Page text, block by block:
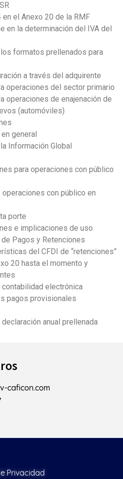
en el Anexo 20 de la RMF
en la determinación del IVA del
formatos prellenados para
a través del adquirente
operaciones del sector primario
operaciones de enajenación de
(automóviles)
general
Información Global
para operaciones con público
operaciones con público en
porte
e implicaciones de uso
Pagos y Retenciones
del CFDI de “retenciones”
20 hasta el momento y
contabilidad electrónica
pagos provisionales
declaración anual prellenada
caficon.com
Privacidad